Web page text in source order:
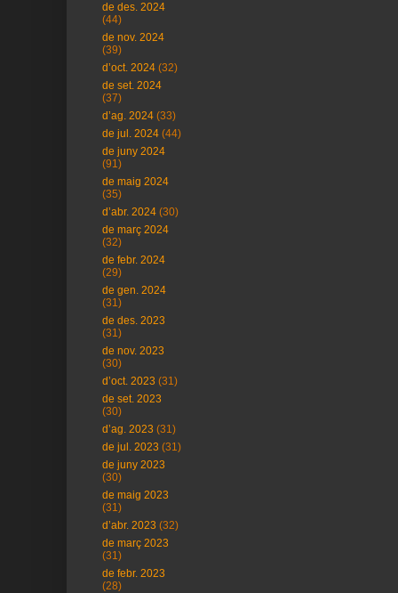
de des. 2024
(44)
de nov. 2024
(39)
d’oct. 2024 (32)
de set. 2024
(37)
d’ag. 2024 (33)
de jul. 2024 (44)
de juny 2024
(91)
de maig 2024
(35)
d’abr. 2024 (30)
de març 2024
(32)
de febr. 2024
(29)
de gen. 2024
(31)
de des. 2023
(31)
de nov. 2023
(30)
d’oct. 2023 (31)
de set. 2023
(30)
d’ag. 2023 (31)
de jul. 2023 (31)
de juny 2023
(30)
de maig 2023
(31)
d’abr. 2023 (32)
de març 2023
(31)
de febr. 2023
(28)